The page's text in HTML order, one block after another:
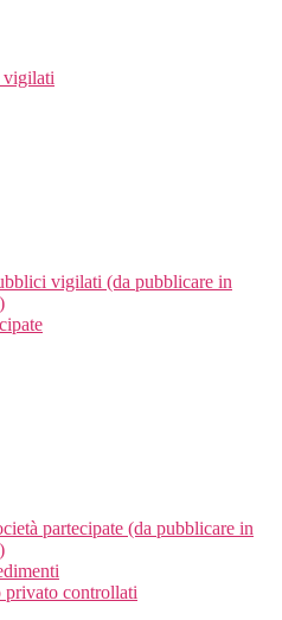
vigilati (da pubblicare in
partecipate (da pubblicare in
controllati